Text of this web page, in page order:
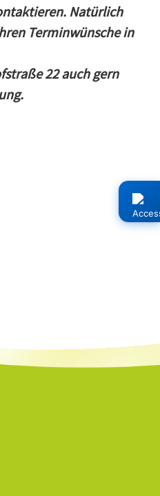
Natürlich
Terminwünsche in
22 auch gern